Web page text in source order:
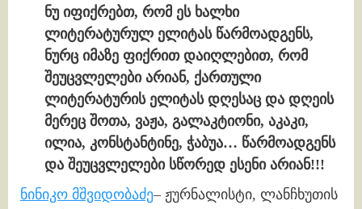
ნუ იფიქრებთ, რომ ეს ხალხი
ლიტერატურულ ელიტას წარმოადგენს,
ნურც იმაზე ფიქრით დაიღლებით, რომ
შეუცვლელები არიან, ქართული
ლიტერატურის ელიტას დღესაც და დღეის
მერეც შოთა, ვაჟა, გალაკტიონი, აკაკი,
ილია, კონსტანტინე, ჭაბუა… წარმოადგენს
და შეუცვლელები სწორედ ესენი არიან!!!
ნინიკო მშვიდობაძე– ჟურნალისტი, ლანჩხუთის